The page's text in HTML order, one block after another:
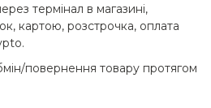
термінал в магазині,
картою, розстрочка, оплата
повернення товару протягом